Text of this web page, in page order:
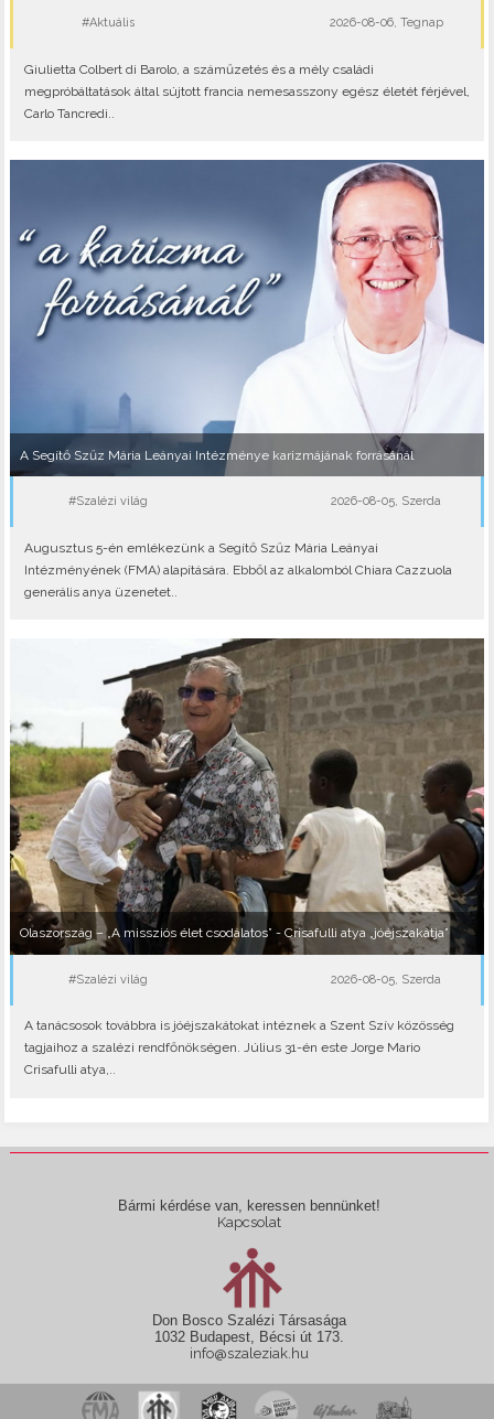
#Aktuális 2026-08-06, Tegnap
Giulietta Colbert di Barolo, a száműzetés és a mély családi
megpróbáltatások által sújtott francia nemesasszony egész életét férjével,
Carlo Tancredi..
A Segítő Szűz Mária Leányai Intézménye karizmájának forrásánál
#Szalézi világ 2026-08-05, Szerda
Augusztus 5-én emlékezünk a Segítő Szűz Mária Leányai
Intézményének (FMA) alapítására. Ebből az alkalomból Chiara Cazzuola
generális anya üzenetet..
Olaszország – „A missziós élet csodálatos” - Crisafulli atya „jóéjszakátja”
#Szalézi világ 2026-08-05, Szerda
A tanácsosok továbbra is jóéjszakátokat intéznek a Szent Szív közösség
tagjaihoz a szalézi rendfőnökségen. Július 31-én este Jorge Mario
Crisafulli atya,..
Bármi kérdése van, keressen bennünket!
Kapcsolat
Don Bosco Szalézi Társasága
1032 Budapest, Bécsi út 173.
info@szaleziak.hu